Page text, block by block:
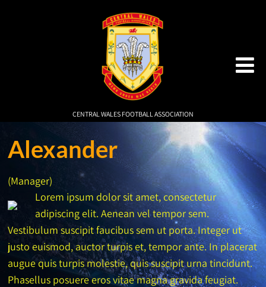
CENTRAL WALES FOOTBALL ASSOCIATION
Alexander
(Manager)
Lorem ipsum dolor sit amet, consectetur
adipiscing elit. Aenean vel tempor sem.
Vestibulum suscipit faucibus sem ut porta. Integer ut
justo euismod, auctor turpis et, tempor ante. In placerat
augue quis turpis molestie, quis suscipit urna tincidunt.
Phasellus posuere eros vitae magna gravida feugiat.